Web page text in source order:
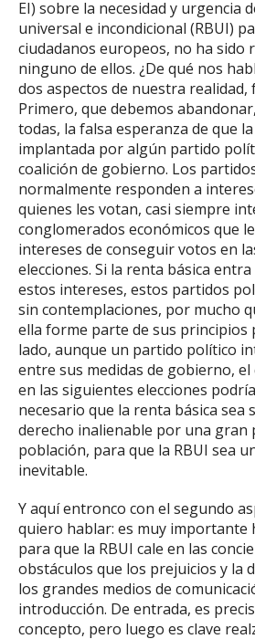
EI) sobre la necesidad y urgencia
universal e incondicional (RBUI)
ciudadanos europeos, no ha sido
ninguno de ellos. ¿De qué nos
dos aspectos de nuestra
Primero, que debemos
todas, la falsa esperanza de que
implantada por algún partido
coalición de gobierno. Los
normalmente responden a
quienes les votan, casi siempre
conglomerados económicos que
intereses de conseguir votos en
elecciones. Si la renta básica
estos intereses, estos partidos
sin contemplaciones, por mucho
ella forme parte de sus principios
lado, aunque un partido político
entre sus medidas de gobierno,
en las siguientes elecciones
necesario que la renta básica sea
derecho inalienable por una gran
población, para que la RBUI sea
inevitable.
Y aquí entronco con el segundo
quiero hablar: es muy importante
para que la RBUI cale en las
obstáculos que los prejuicios y la
los grandes medios de
introducción. De entrada, es
concepto, pero luego es clave